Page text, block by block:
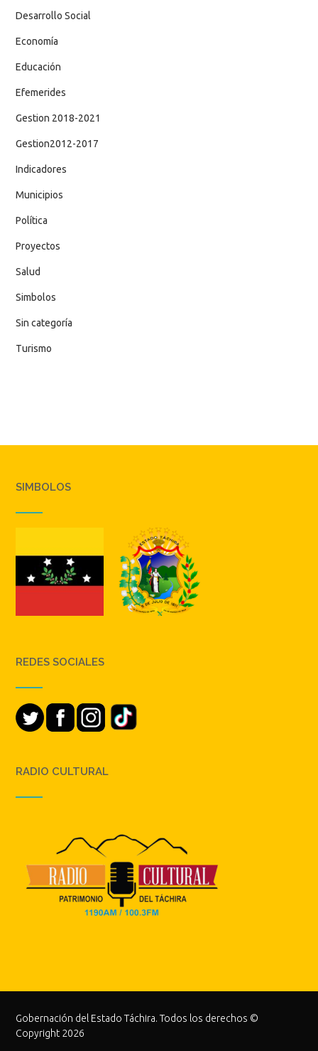
Desarrollo Social
Economía
Educación
Efemerides
Gestion 2018-2021
Gestion2012-2017
Indicadores
Municipios
Política
Proyectos
Salud
Simbolos
Sin categoría
Turismo
SIMBOLOS
REDES SOCIALES
RADIO CULTURAL
Gobernación del Estado Táchira. Todos los derechos ©
Copyright 2026